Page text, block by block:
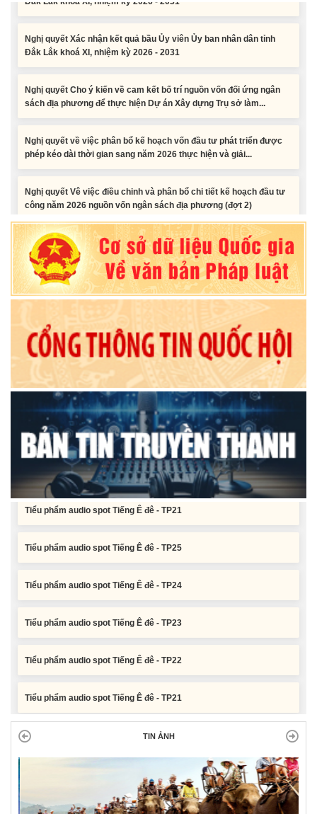
Đắk Lắk khóa XI, nhiệm kỳ 2026 - 2031
Nghị quyết Xác nhận kết quả bầu Ủy viên Ủy ban nhân dân tỉnh
Đắk Lắk khoá XI, nhiệm kỳ 2026 - 2031
Tiểu phẩm audio spot Tiếng Ê đê - TP25
Tiểu phẩm audio spot Tiếng Ê đê - TP24
Tiểu phẩm audio spot Tiếng Ê đê - TP23
Tiểu phẩm audio spot Tiếng Ê đê - TP22
Tiểu phẩm audio spot Tiếng Ê đê - TP21
Tiểu phẩm audio spot Tiếng Ê đê - TP25
Tiểu phẩm audio spot Tiếng Ê đê - TP24
Tiểu phẩm audio spot Tiếng Ê đê - TP23
Tiểu phẩm audio spot Tiếng Ê đê - TP22
Tiểu phẩm audio spot Tiếng Ê đê - TP21
TIN ẢNH